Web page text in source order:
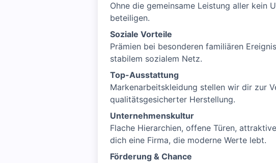
Ohne die gemeinsame Leistung aller kein
beteiligen.
Soziale Vorteile
Prämien bei besonderen familiären
stabilem sozialem Netz.
Top-Ausstattung
Markenarbeitskleidung stellen wir dir zur
qualitätsgesicherter Herstellung.
Unternehmenskultur
Flache Hierarchien, offene Türen,
dich eine Firma, die moderne Werte lebt.
Förderung & Chance